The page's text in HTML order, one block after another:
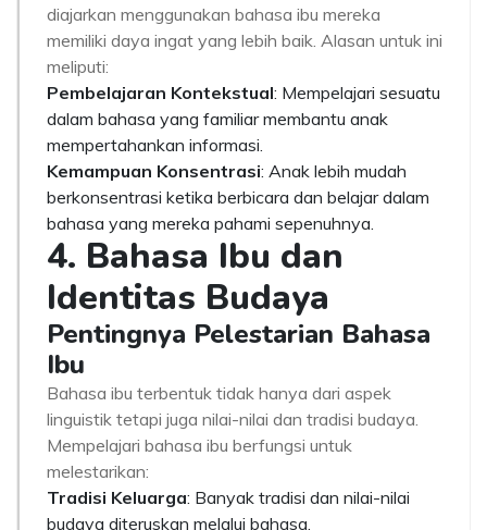
diajarkan menggunakan bahasa ibu mereka
memiliki daya ingat yang lebih baik. Alasan untuk ini
meliputi:
Pembelajaran Kontekstual: Mempelajari sesuatu
dalam bahasa yang familiar membantu anak
mempertahankan informasi.
Kemampuan Konsentrasi: Anak lebih mudah
berkonsentrasi ketika berbicara dan belajar dalam
bahasa yang mereka pahami sepenuhnya.
4. Bahasa Ibu dan
Identitas Budaya
Pentingnya Pelestarian Bahasa
Ibu
Bahasa ibu terbentuk tidak hanya dari aspek
linguistik tetapi juga nilai-nilai dan tradisi budaya.
Mempelajari bahasa ibu berfungsi untuk
melestarikan:
Tradisi Keluarga: Banyak tradisi dan nilai-nilai
budaya diteruskan melalui bahasa.